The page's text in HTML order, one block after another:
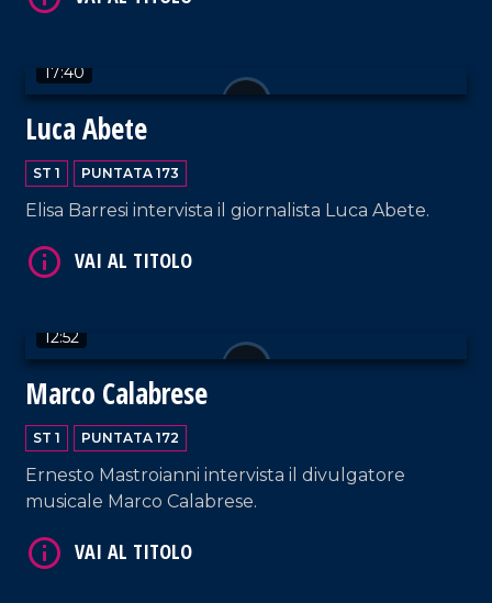
17:40
Luca Abete
ST 1 PUNTATA 173
Elisa Barresi intervista il giornalista Luca Abete.
12:52
Marco Calabrese
ST 1 PUNTATA 172
Ernesto Mastroianni intervista il divulgatore
musicale Marco Calabrese.
VAI AL TITOLO
VAI AL TITOLO